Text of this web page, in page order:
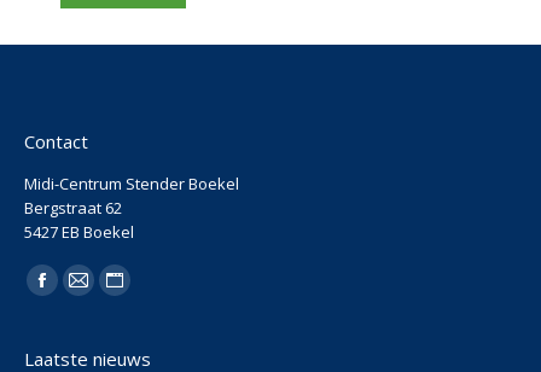
Contact
Midi-Centrum Stender Boekel
Bergstraat 62
5427 EB Boekel
Vind ons op:
Facebook
opens
Mail
opens
Website
opens
Laatste nieuws